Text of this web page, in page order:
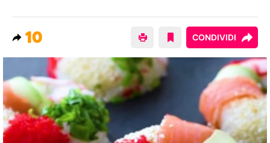
10 CONDIVIDI